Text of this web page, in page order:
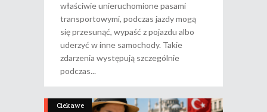
właściwie unieruchomione pasami
transportowymi, podczas jazdy mogą
się przesunąć, wypaść z pojazdu albo
uderzyć w inne samochody. Takie
zdarzenia występują szczególnie
podczas
Ciekawe